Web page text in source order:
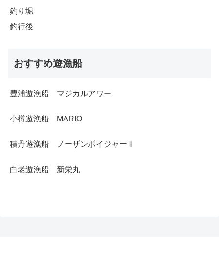
釣り堀
釣行後
おすすめ遊漁船
豊浦遊漁船 マジカルアワー
小樽遊漁船 MARIO
積丹遊漁船 ノーザンボイジャーⅡ
白老遊漁船 新栄丸